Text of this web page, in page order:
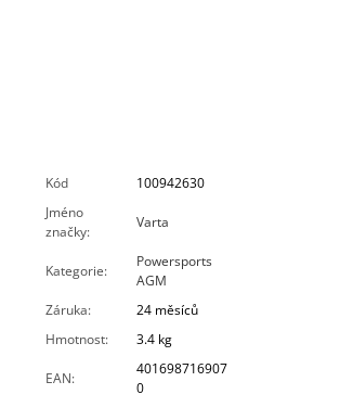
Kód
100942630
Jméno
značky:
Varta
Kategorie:
Powersports
AGM
Záruka:
24 měsíců
Hmotnost: 3.4 kg
EAN:
401698716907
0